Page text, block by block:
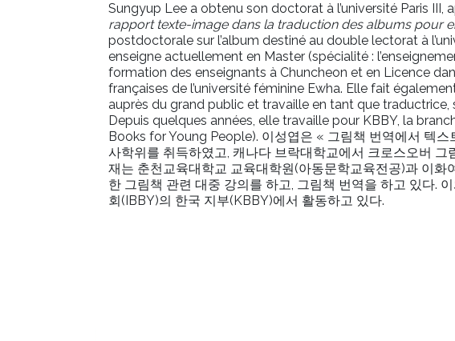
Sungyup Lee a obtenu son doctorat à l’université Paris III,
rapport texte-image dans la traduction des albums pour
postdoctorale sur l’album destiné au double lectorat à
enseigne actuellement en Master (spécialité :
formation des enseignants à Chuncheon et en Licence
françaises de l’université féminine Ewha. Elle fait
auprès du grand public et travaille en tant que
Depuis quelques années, elle travaille pour KBBY, la
Books for Young People). 이성엽은 « 그림책 번역에서 텍
사학위를 취득하였고, 캐나다 브락대학교에서 크로스오버
재는 춘천교육대학교 교육대학원(아동문학교육전공)과 이화
한 그림책 관련 대중 강의를 하고, 그림책 번역을 하고 있다.
회(IBBY)의 한국 지부(KBBY)에서 활동하고 있다.